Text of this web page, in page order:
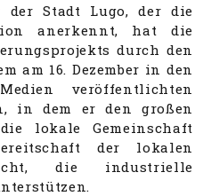
der Stadt Lugo, der die
anerkennt, hat die
durch den
am 16. Dezember in den
veröffentlichten
in dem er den großen
lokale Gemeinschaft
der lokalen
die industrielle